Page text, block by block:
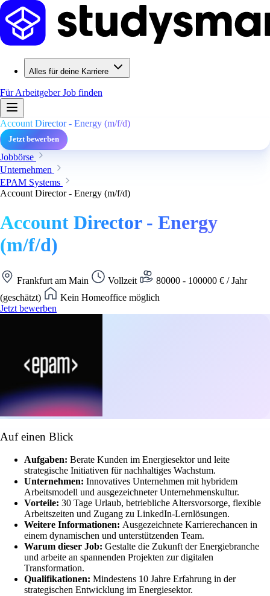
Alles für deine Karriere
Für ArbeitgeberJob finden
Account Director - Energy (m/f/d)
Jetzt bewerben
Jobbörse
Unternehmen
EPAM Systems
Account Director - Energy (m/f/d)
Account Director - Energy
(m/f/d)
Frankfurt am Main Vollzeit
80000 - 100000 € / Jahr
(geschätzt)
Kein Homeoffice möglich
Jetzt bewerben
Auf einen Blick
Aufgaben: Berate Kunden im Energiesektor und leite
strategische Initiativen für nachhaltiges Wachstum.
Unternehmen: Innovatives Unternehmen mit hybridem
Arbeitsmodell und ausgezeichneter Unternehmenskultur.
Vorteile: 30 Tage Urlaub, betriebliche Altersvorsorge, flexible
Arbeitszeiten und Zugang zu LinkedIn-Lernlösungen.
Weitere Informationen: Ausgezeichnete Karrierechancen in
einem dynamischen und unterstützenden Team.
Warum dieser Job: Gestalte die Zukunft der Energiebranche
und arbeite an spannenden Projekten zur digitalen
Transformation.
Qualifikationen: Mindestens 10 Jahre Erfahrung in der
strategischen Entwicklung im Energiesektor.